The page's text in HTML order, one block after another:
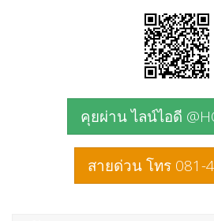
คุยผ่าน ไลน์ไอดี
สายด่วน โทร 081-